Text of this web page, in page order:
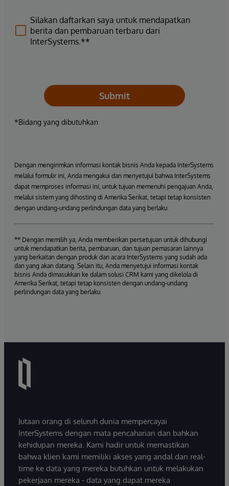
Silakan daftarkan saya untuk mendapatkan
berita dan pembaruan terbaru dari
InterSystems.**
Submit
*Bidang yang dibutuhkan
Dengan mengirimkan informasi kontak bisnis Anda kepada InterSystems
melalui formulir ini, Anda mengakui dan menyetujui bahwa InterSystems
dapat memproses informasi ini, untuk tujuan memenuhi pengajuan Anda,
melalui sistem yang dihosting di Amerika Serikat, tetapi tetap konsisten
dengan undang-undang perlindungan data yang berlaku.
** Dengan memilih ya, Anda memberikan persetujuan untuk dihubungi
untuk mendapatkan berita, pembaruan, dan tujuan pemasaran lainnya
yang berkaitan dengan produk dan acara InterSystems yang sudah ada
dan yang akan datang. Selain itu, Anda menyetujui informasi kontak
bisnis Anda dimasukkan ke dalam solusi CRM kami yang dikelola di
Amerika Serikat, tetapi tetap konsisten dengan undang-undang
perlindungan data yang berlaku.
Jutaan orang di seluruh dunia mempercayai
InterSystems dengan mata pencaharian dan bahkan
kehidupan mereka. Kami hadir untuk memastikan
bahwa klien kami memiliki akses yang andal dan real-
time ke data yang mereka butuhkan untuk melakukan
pekerjaan mereka - data yang dapat mereka